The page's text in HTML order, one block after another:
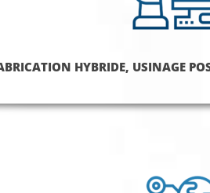
HYBRIDE, USINAGE